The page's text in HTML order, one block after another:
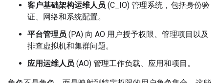
客户基础架构运维人员 (C_IO) 管理系统，包括身份验
证、网络和系统配置。
平台管理员 (PA) 向 AO 用户授予权限、管理项目以及
排查虚拟机和集群问题。
应用运维人员 (AO) 管理工作负载、应用和项目。